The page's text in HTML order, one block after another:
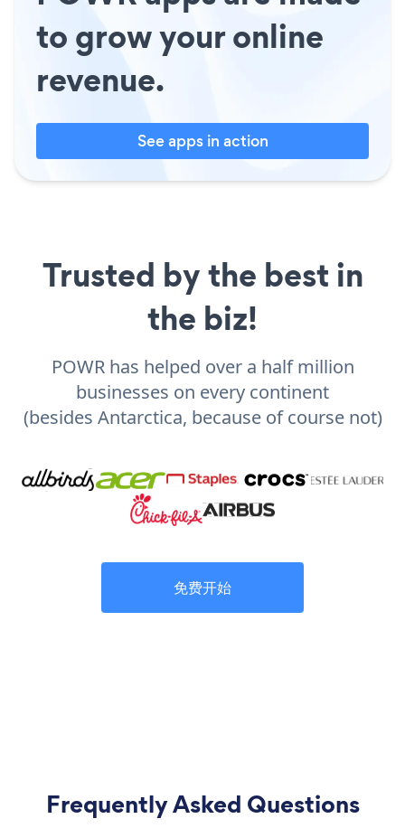
to grow your online
revenue.
See apps in action
Trusted by the best in
the biz!
POWR has helped over a half million
businesses on every continent
(besides Antarctica, because of course not)
免费开始
Frequently Asked Questions